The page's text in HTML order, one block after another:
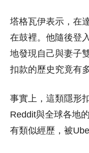
塔格瓦伊表示，在
在鼓裡。他隨後登
地發現自己與妻子
扣款的歷史究竟有多
事實上，這類隱形
Reddit與全球各地
有類似經歷，被